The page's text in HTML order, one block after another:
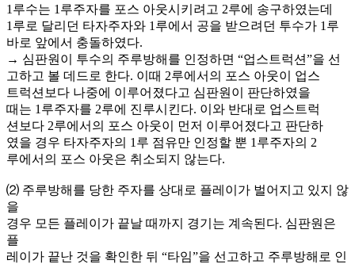
1루수는 1루주자를 포스 아웃시키려고 2루에 송구하였는데
1루로 달리던 타자주자와 1루에서 공을 받으려던 투수가 1루
바로 앞에서 충돌하였다.
→ 심판원이 투수의 주루방해를 인정하면 “업스트럭션”을 선
고하고 볼 데드로 한다. 이때 2루에서의 포스 아웃이 업스
트럭션보다 나중에 이루어졌다고 심판원이 판단하였을
때는 1루주자를 2루에 진루시킨다. 이와 반대로 업스트럭
션보다 2루에서의 포스 아웃이 먼저 이루어졌다고 판단하
였을 경우 타자주자의 1루 점유만 인정할 뿐 1루주자의 2
루에서의 포스 아웃은 취소되지 않는다.
⑵ 주루방해를 당한 주자를 상대로 플레이가 벌어지고 있지 않
을
경우 모든 플레이가 끝날 때까지 경기는 계속된다. 심판원은
플
레이가 끝난 것을 확인한 뒤 “타임”을 선고하고 주루방해로 인